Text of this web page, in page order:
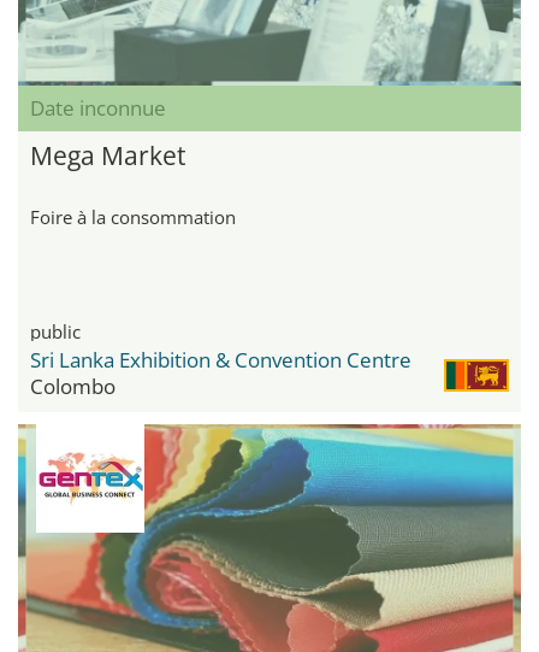
Date inconnue
Mega Market
Foire à la consommation
public
Sri Lanka Exhibition & Convention Centre
Colombo